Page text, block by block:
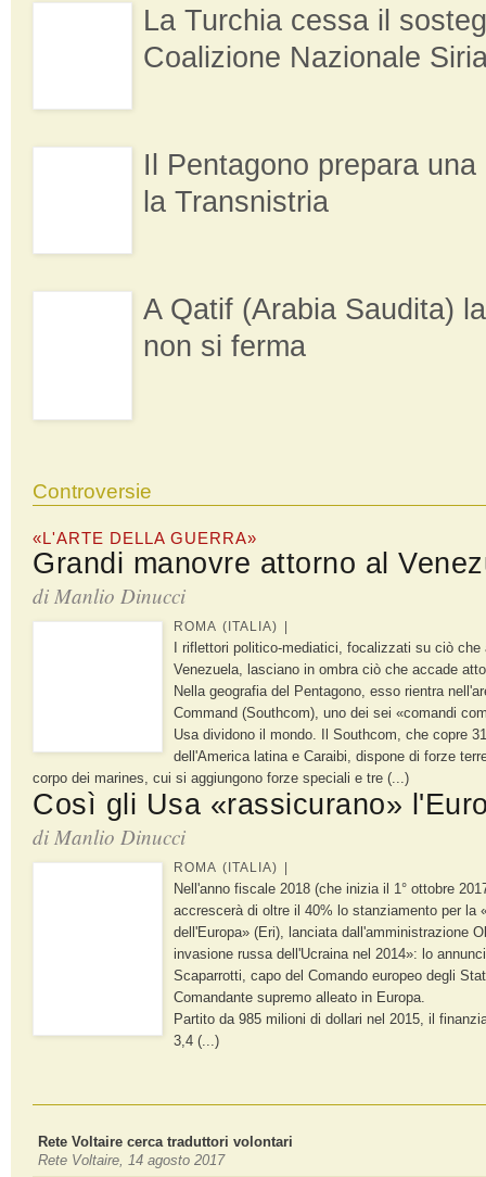
La Turchia cessa il
Coalizione Nazionale
Il Pentagono prepara
la Transnistria
A Qatif (Arabia Saudita)
non si ferma
Controversie
«L'ARTE DELLA GUERRA»
Grandi manovre attorno al
di Manlio Dinucci
ROMA (ITALIA) |
I riflettori politico-mediatici, focalizzati su ciò che
Venezuela, lasciano in ombra ciò che accade
Nella geografia del Pentagono, esso rientra
Command (Southcom), uno dei sei «comandi
Usa dividono il mondo. Il Southcom, che copre
dell'America latina e Caraibi, dispone di forze
corpo dei marines, cui si aggiungono forze speciali e tre (...)
Così gli Usa «rassicurano»
di Manlio Dinucci
ROMA (ITALIA) |
Nell'anno fiscale 2018 (che inizia il 1° ottobre
accrescerà di oltre il 40% lo stanziamento per la
dell'Europa» (Eri), lanciata dall'amministrazione
invasione russa dell'Ucraina nel 2014»: lo
Scaparrotti, capo del Comando europeo degli
Comandante supremo alleato in Europa.
Partito da 985 milioni di dollari nel 2015, il
3,4 (...)
Rete Voltaire cerca traduttori volontari
Rete Voltaire, 14 agosto 2017